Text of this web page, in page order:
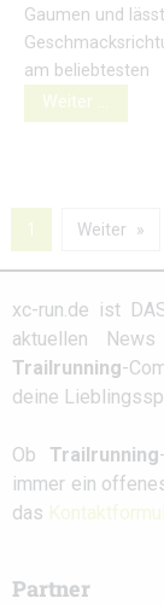
Gaumen und
am beliebtesten
Weiter …
1 Weiter
xc-run.de ist
aktuellen
Trailrunning-
deine
Ob Trailrunning
immer ein
das
Partner